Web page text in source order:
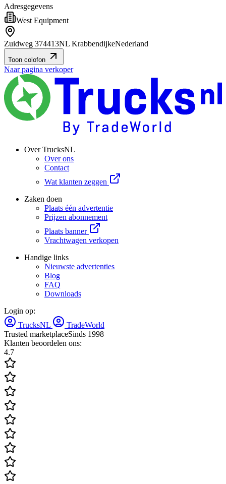
Adresgegevens
West Equipment
Zuidweg 374413NL KrabbendijkeNederland
Toon colofon
Naar pagina verkoper
Over TrucksNL
Over ons
Contact
Wat klanten zeggen
Zaken doen
Plaats één advertentie
Prijzen abonnement
Plaats banner
Vrachtwagen verkopen
Handige links
Nieuwste advertenties
Blog
FAQ
Downloads
Login op:
TrucksNL
TradeWorld
Trusted marketplaceSinds 1998
Klanten beoordelen ons:
4.7